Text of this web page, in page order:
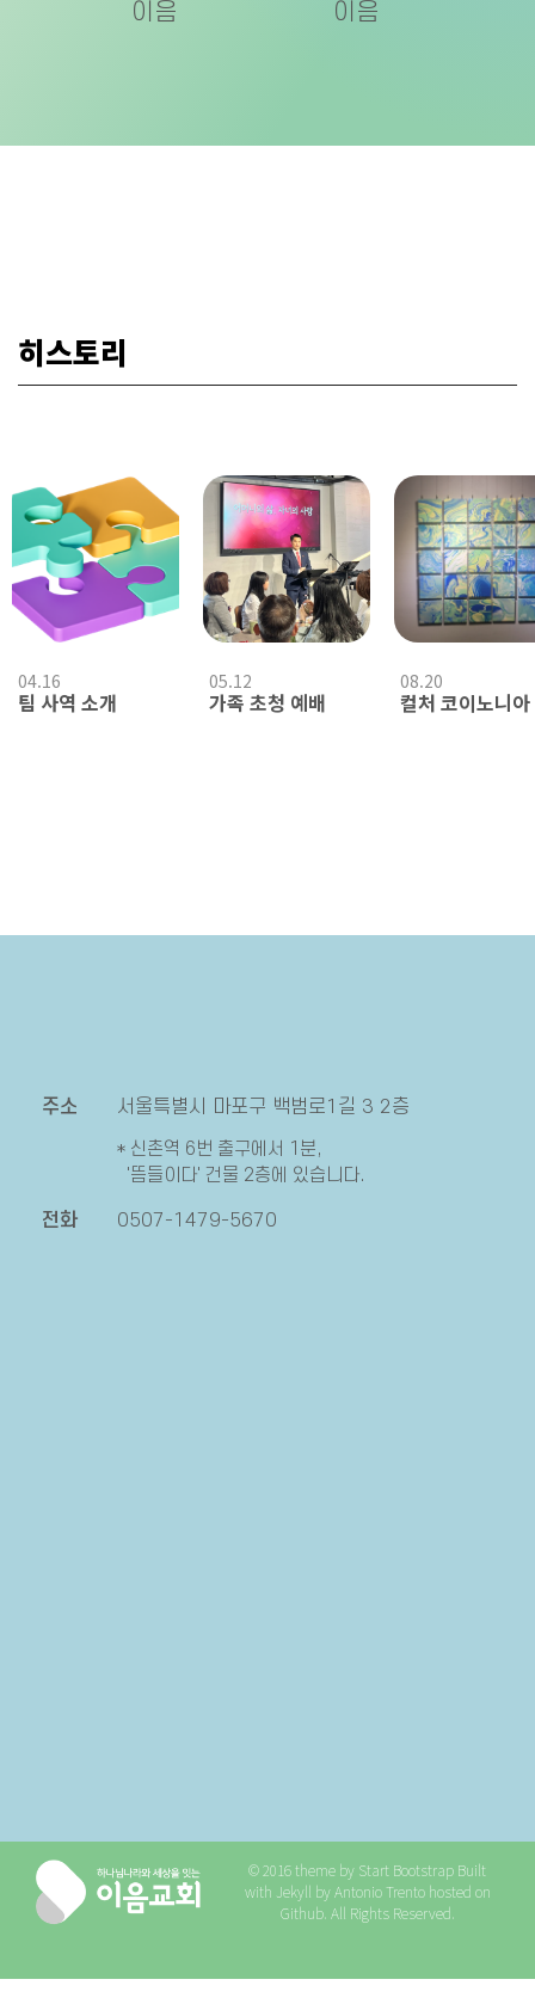
이음
이음
히스토리
04.16
팀 사역 소개
05.12
가족 초청 예배
08.20
컬처 코이노니아
주소
서울특별시 마포구 백범로1길 3 2층
* 신촌역 6번 출구에서 1분,
'뜸들이다' 건물 2층에 있습니다.
전화 0507-1479-5670
© 2016 theme by Start Bootstrap Built
with Jekyll byAntonio Trentohosted on
Github. All Rights Reserved.